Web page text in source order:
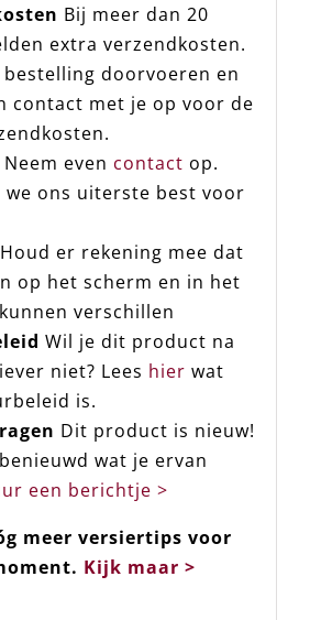
Bij meer dan 20
extra verzendkosten.
bestelling doorvoeren en
contact met je op voor de
Neem even contact op.
we ons uiterste best voor
Houd er rekening mee dat
op het scherm en in het
verschillen
Wil je dit product na
niet? Lees hier wat
is.
Dit product is nieuw!
wat je ervan
een berichtje >
meer versiertips voor
Kijk maar >